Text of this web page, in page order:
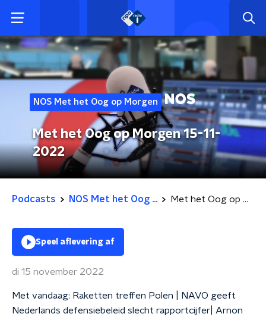
NOS Met het Oog op Morgen
Met het Oog op Morgen 15-11-
2022
Podcasts NOS Met het Oog ... Met het Oog op Morgen 15-11-2022
Speel aflevering af
di 15 november 2022
Met vandaag: Raketten treffen Polen | NAVO geeft
Nederlands defensiebeleid slecht rapportcijfer| Arnon